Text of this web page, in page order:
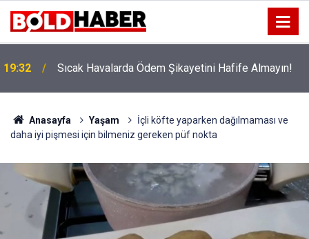
19:32 Sıcak Havalarda Ödem Şikayetini Hafife Almayın!
Anasayfa Yaşam
İçli köfte yaparken dağılmaması ve
daha iyi pişmesi için bilmeniz gereken püf nokta